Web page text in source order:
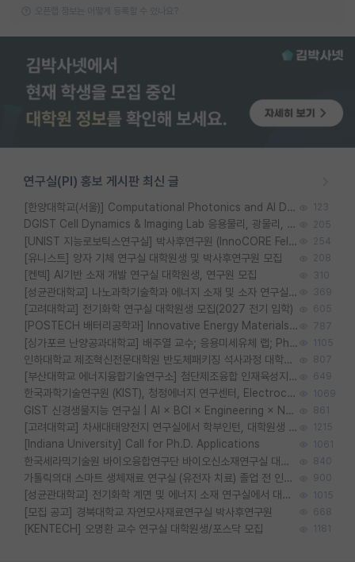
오픈랩 정보는 어떻게 등록할 수 있나요?
연구실(PI) 홍보 게시판 최신 글
[한양대학교(서울)] Computational Photonics and AI Design Lab 대학원생 모집 123
DGIST Cell Dynamics & Imaging Lab 응용물리, 광물리, 양자, 생물물리 대학원생 모집 [삼성과제, 전문연TO] 205
[UNIST 지능로보틱스연구실] 박사후연구원 (InnoCORE Fellow) 모집 공고 254
[유니스트] 양자 기체 연구실 대학원생 및 박사후연구원 모집 208
[켄텍] AI기반 소재 개발 연구실 대학원생, 연구원 모집 310
[성균관대학교] 나노과학기술학과 에너지 소재 및 소자 연구실 대학원생 모집 369
[고려대학교] 전기화학 연구실 대학원생 모집(2027 전기 입학) 605
[POSTECH 배터리공학과] Innovative Energy Materials Lab 대학원생 모집 (특성화대학원) 787
[싱가포르 난양공과대학교] 배주열 교수; 응용미세유체 랩; PhD/Postdoc/Visiting 모집 1105
인하대학교 제조혁신전문대학원 반도체패키징 석사과정 대학원생 모집 807
[부산대학교 에너지융합기술연구소] 첨단제조융합 인재육성지원 박사후연구원 채용 (이진홍 교수님 연구실) 649
한국과학기술연구원 (KIST), 청정에너지 연구센터, Electrochemical Materials and Devices (Emd) Lab에서 학생을 모집합니다. (연,고대) 1069
GIST 신경생물지능 연구실 | AI × BCI × Engineering × Neuroscience 이노코어 Post-doc 모집 861
[고려대학교] 차새대태양전지 연구실에서 학부인턴, 대학원생 및 Post.Doc.을 모집합니다. 1215
[Indiana University] Call for Ph.D. Applications 1061
한국세라믹기술원 바이오융합연구단 바이오신소재연구실 대학원생/학부인턴 모집 840
가톨릭의대 스마트 생체재료 연구실 (유전자 치료) 졸업 전 인턴 및 대학원생 모집 900
[성균관대학교] 전기화학 계면 및 에너지 소재 연구실에서 대학원생을 모집합니다. 1015
[모집 공고] 경북대학교 자연모사재료연구실 박사후연구원 668
[KENTECH] 오명환 교수 연구실 대학원생/포스닥 모집 1181